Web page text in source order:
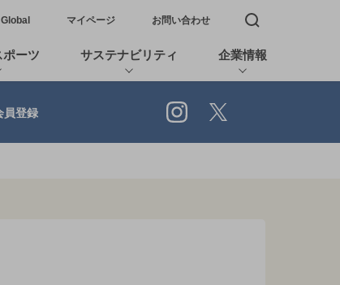
Global新しいウィンドウで開く
マイページ お問い合わせ 検索窓を開く
ーツ サステナビリティ 企業情報
員登録 Instagram